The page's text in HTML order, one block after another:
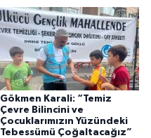
Gökmen Karali: “Temiz
Çevre Bilincini ve
Çocuklarımızın Yüzündeki
Tebessümü Çoğaltacağız”